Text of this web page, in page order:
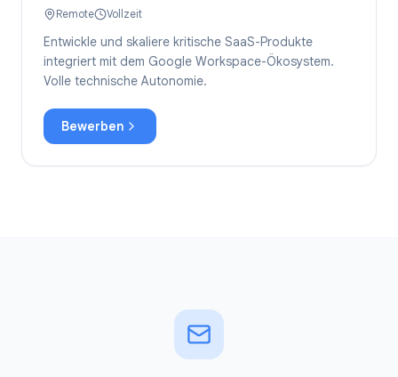
Remote Vollzeit
Entwickle und skaliere kritische SaaS-Produkte
integriert mit dem Google Workspace-Ökosystem.
Volle technische Autonomie.
Bewerben